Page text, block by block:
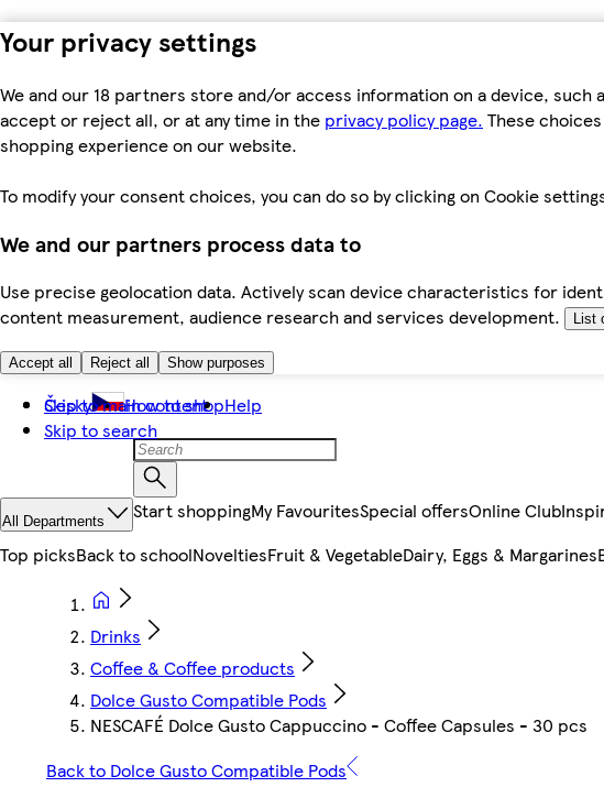
Your privacy settings
We and our 18 partners store and/or access information on a device,
accept or reject all, or at any time in the privacy policy page. These
shopping experience on our website.
To modify your consent choices, you can do so by clicking on Cookie
We and our partners process data to
Use precise geolocation data. Actively scan device characteristics for
content measurement, audience research and services development.
List
Accept all Reject all Show purposes
Skip to main content
Skip to search
Česky How to shopHelp
All Departments Start shoppingMy FavouritesSpecial offersOnline Club
Top picksBack to schoolNoveltiesFruit & VegetableDairy, Eggs & Margarines
Drinks
Coffee & Coffee products
Dolce Gusto Compatible Pods
NESCAFÉ Dolce Gusto Cappuccino - Coffee Capsules - 30 pcs
Back to Dolce Gusto Compatible Pods